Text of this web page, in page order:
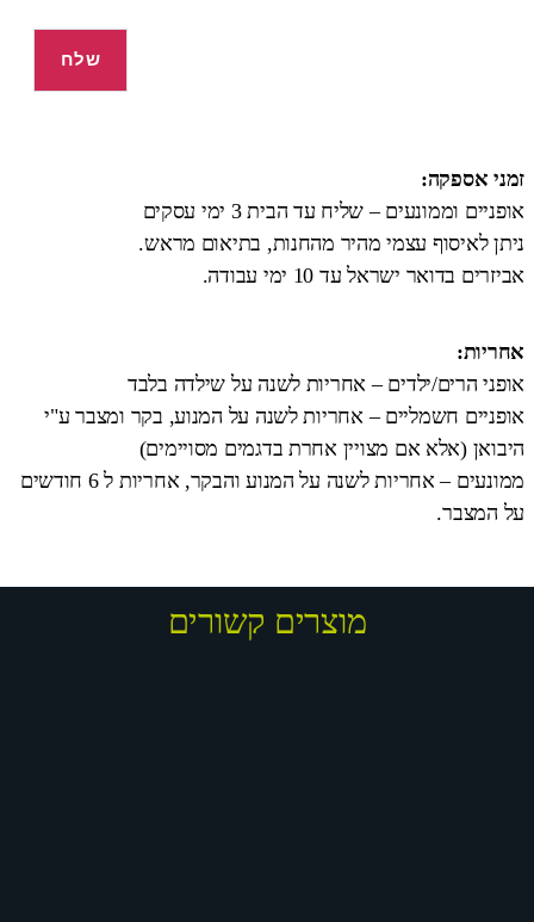
זמני אספקה:
אופניים וממונעים – שליח עד הבית 3 ימי עסקים
ניתן לאיסוף עצמי מהיר מהחנות, בתיאום מראש.
אביזרים בדואר ישראל עד 10 ימי עבודה.
אחריות:
אופני הרים/ילדים – אחריות לשנה על שילדה בלבד
אופניים חשמליים – אחריות לשנה על המנוע, בקר ומצבר ע"י
היבואן (אלא אם מצויין אחרת בדגמים מסויימים)
ממונעים – אחריות לשנה על המנוע והבקר, אחריות ל 6 חודשים
על המצבר.
מוצרים קשורים